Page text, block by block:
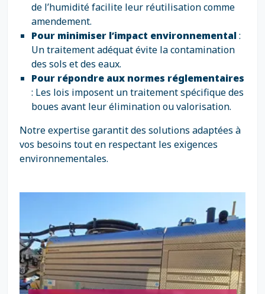
de l’humidité facilite leur réutilisation comme
amendement.
Pour minimiser l’impact environnemental:
Un traitement adéquat évite la contamination
des sols et des eaux.
Pour répondre aux normes réglementaires
: Les lois imposent un traitement spécifique des
boues avant leur élimination ou valorisation.
Notre expertise garantit des solutions adaptées à
vos besoins tout en respectant les exigences
environnementales.